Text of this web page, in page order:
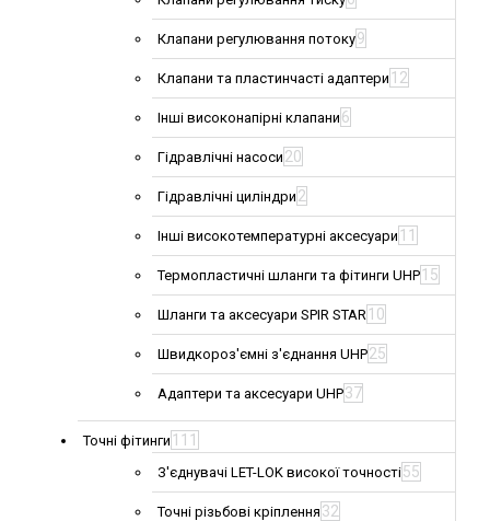
Клапани регулювання потоку9
Клапани та пластинчасті адаптери 12
Інші високонапірні клапани 6
Гідравлічні насоси 20
Гідравлічні циліндри 2
Інші високотемпературні аксесуари 11
Термопластичні шланги та фітинги UHP 15
Шланги та аксесуари SPIR STAR 10
Швидкороз'ємні з'єднання UHP25
Адаптери та аксесуари UHP37
Точні фітинги 111
З'єднувачі LET-LOK високої точності55
Точні різьбові кріплення 32